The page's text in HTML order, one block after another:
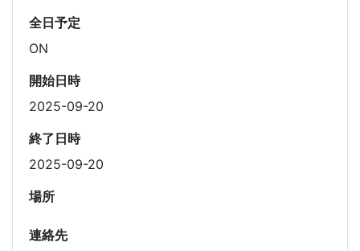
全日予定
ON
開始日時
2025-09-20
終了日時
2025-09-20
場所
連絡先